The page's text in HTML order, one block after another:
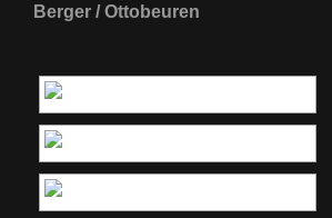
Berger / Ottobeuren